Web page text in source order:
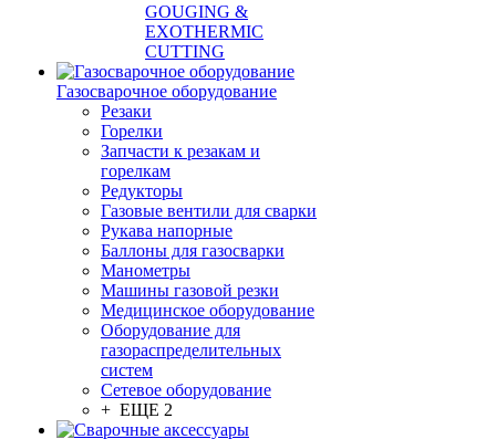
GOUGING &
EXOTHERMIC
CUTTING
Газосварочное оборудование
Резаки
Горелки
Запчасти к резакам и
горелкам
Редукторы
Газовые вентили для сварки
Рукава напорные
Баллоны для газосварки
Манометры
Машины газовой резки
Медицинское оборудование
Оборудование для
газораспределительных
систем
Сетевое оборудование
+ ЕЩЕ 2